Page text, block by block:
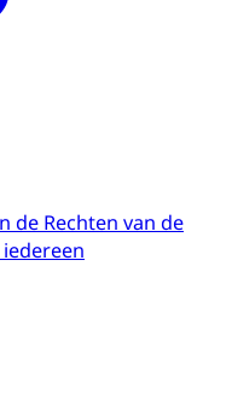
de Rechten van de